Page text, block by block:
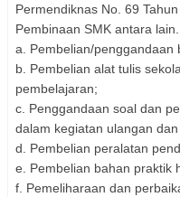
Permendiknas No. 69
Pembinaan SMK antara lain.
a. Pembelian/penggandaan
b. Pembelian alat tulis
pembelajaran;
c. Penggandaan soal dan
dalam kegiatan ulangan
d. Pembelian peralatan
e. Pembelian bahan praktik
f. Pemeliharaan dan